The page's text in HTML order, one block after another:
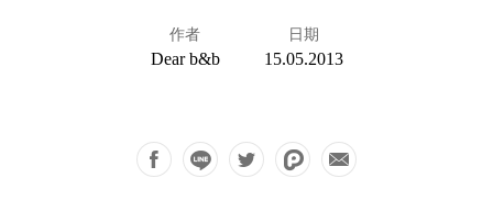
作者
Dear b&b
日期
15.05.2013